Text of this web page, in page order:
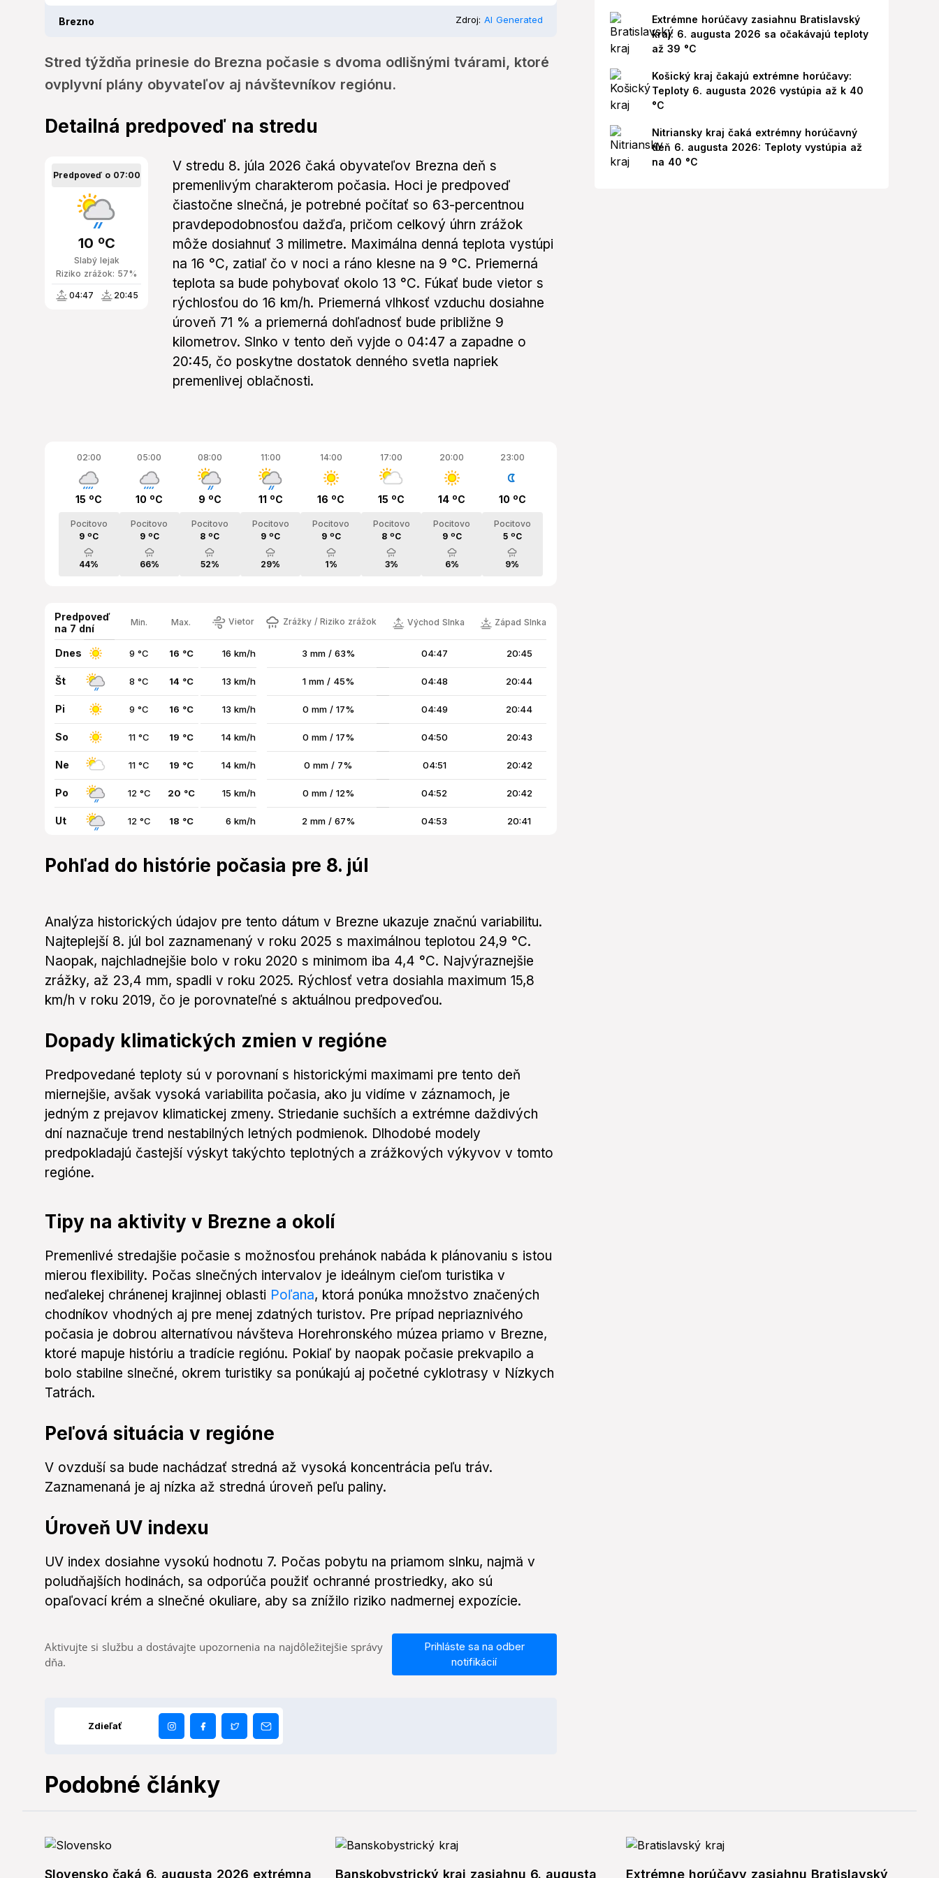
Brezno Zdroj: AI Generated
Stred týždňa prinesie do Brezna počasie s dvoma odlišnými tvárami, ktoré
ovplyvní plány obyvateľov aj návštevníkov regiónu.
Detailná predpoveď na stredu
Predpoveď o 07:00
Slabý lejak
10 ºC
Riziko zrážok: 57%
04:47 20:45
V stredu 8. júla 2026 čaká obyvateľov Brezna deň s
premenlivým charakterom počasia. Hoci je predpoveď
čiastočne slnečná, je potrebné počítať so 63-percentnou
pravdepodobnosťou dažďa, pričom celkový úhrn zrážok
môže dosiahnuť 3 milimetre. Maximálna denná teplota vystúpi
na 16 °C, zatiaľ čo v noci a ráno klesne na 9 °C. Priemerná
teplota sa bude pohybovať okolo 13 °C. Fúkať bude vietor s
rýchlosťou do 16 km/h. Priemerná vlhkosť vzduchu dosiahne
úroveň 71 % a priemerná dohľadnosť bude približne 9
kilometrov. Slnko v tento deň vyjde o 04:47 a zapadne o
20:45, čo poskytne dostatok denného svetla napriek
premenlivej oblačnosti.
02:00
15 ºC
Pocitovo
9 ºC
44%
05:00
10 ºC
Pocitovo
9 ºC
66%
08:00
9 ºC
Pocitovo
8 ºC
52%
11:00
11 ºC
Pocitovo
9 ºC
29%
14:00
16 ºC
Pocitovo
9 ºC
1%
17:00
15 ºC
Pocitovo
8 ºC
3%
20:00
14 ºC
Pocitovo
9 ºC
6%
23:00
10 ºC
Pocitovo
5 ºC
9%
Predpoveď
na 7 dní
Min. Max. Vietor Zrážky / Riziko zrážok Východ Slnka Západ Slnka
Dnes 9 °C 16 °C 16 km/h 3 mm / 63% 04:47 20:45
Št 8 °C 14 °C 13 km/h 1 mm / 45% 04:48 20:44
Pi 9 °C 16 °C 13 km/h 0 mm / 17% 04:49 20:44
So 11 °C 19 °C 14 km/h 0 mm / 17% 04:50 20:43
Ne 11 °C 19 °C 14 km/h 0 mm / 7% 04:51 20:42
Po 12 °C 20 °C 15 km/h 0 mm / 12% 04:52 20:42
Ut 12 °C 18 °C 6 km/h 2 mm / 67% 04:53 20:41
Pohľad do histórie počasia pre 8. júl
Analýza historických údajov pre tento dátum v Brezne ukazuje značnú variabilitu.
Najteplejší 8. júl bol zaznamenaný v roku 2025 s maximálnou teplotou 24,9 °C.
Naopak, najchladnejšie bolo v roku 2020 s minimom iba 4,4 °C. Najvýraznejšie
zrážky, až 23,4 mm, spadli v roku 2025. Rýchlosť vetra dosiahla maximum 15,8
km/h v roku 2019, čo je porovnateľné s aktuálnou predpoveďou.
Dopady klimatických zmien v regióne
Predpovedané teploty sú v porovnaní s historickými maximami pre tento deň
miernejšie, avšak vysoká variabilita počasia, ako ju vidíme v záznamoch, je
jedným z prejavov klimatickej zmeny. Striedanie suchších a extrémne daždivých
dní naznačuje trend nestabilných letných podmienok. Dlhodobé modely
predpokladajú častejší výskyt takýchto teplotných a zrážkových výkyvov v tomto
regióne.
Tipy na aktivity v Brezne a okolí
Premenlivé stredajšie počasie s možnosťou prehánok nabáda k plánovaniu s istou
mierou flexibility. Počas slnečných intervalov je ideálnym cieľom turistika v
neďalekej chránenej krajinnej oblasti Poľana, ktorá ponúka množstvo značených
chodníkov vhodných aj pre menej zdatných turistov. Pre prípad nepriaznivého
počasia je dobrou alternatívou návšteva Horehronského múzea priamo v Brezne,
ktoré mapuje históriu a tradície regiónu. Pokiaľ by naopak počasie prekvapilo a
bolo stabilne slnečné, okrem turistiky sa ponúkajú aj početné cyklotrasy v Nízkych
Tatrách.
Peľová situácia v regióne
V ovzduší sa bude nachádzať stredná až vysoká koncentrácia peľu tráv.
Zaznamenaná je aj nízka až stredná úroveň peľu paliny.
Úroveň UV indexu
UV index dosiahne vysokú hodnotu 7. Počas pobytu na priamom slnku, najmä v
poludňajších hodinách, sa odporúča použiť ochranné prostriedky, ako sú
opaľovací krém a slnečné okuliare, aby sa znížilo riziko nadmernej expozície.
Aktivujte si službu a dostávajte upozornenia na najdôležitejšie správy
dňa.
Prihláste sa na odber
notifikácií
Zdieľať
Extrémne horúčavy zasiahnu Bratislavský
kraj: 6. augusta 2026 sa očakávajú teploty
až 39 °C
Košický kraj čakajú extrémne horúčavy:
Teploty 6. augusta 2026 vystúpia až k 40
°C
Nitriansky kraj čaká extrémny horúčavný
deň 6. augusta 2026: Teploty vystúpia až
na 40 °C
Podobné články
Slovensko čaká 6. augusta 2026 extrémna Banskobystrický kraj zasiahnu 6. augusta Extrémne horúčavy zasiahnu Bratislavský